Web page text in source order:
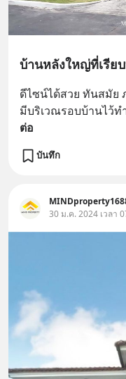
บ้านหลังใหญ่ที่เรี
ดีไซน์ได้สวย ทันสมัย
มีบริเวณรอบบ้านไว้
ต่อ
บันทึก
30 ม.ค. 2024 เวลา